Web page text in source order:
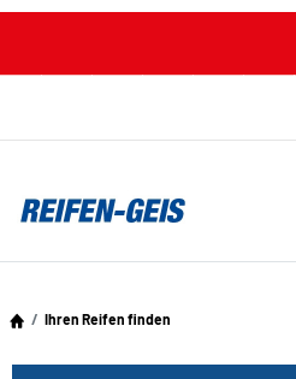
Ihren Reifen finden